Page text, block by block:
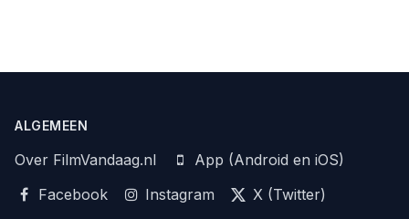
ALGEMEEN
Over FilmVandaag.nl
App (Android en iOS)
Facebook
Instagram
X (Twitter)